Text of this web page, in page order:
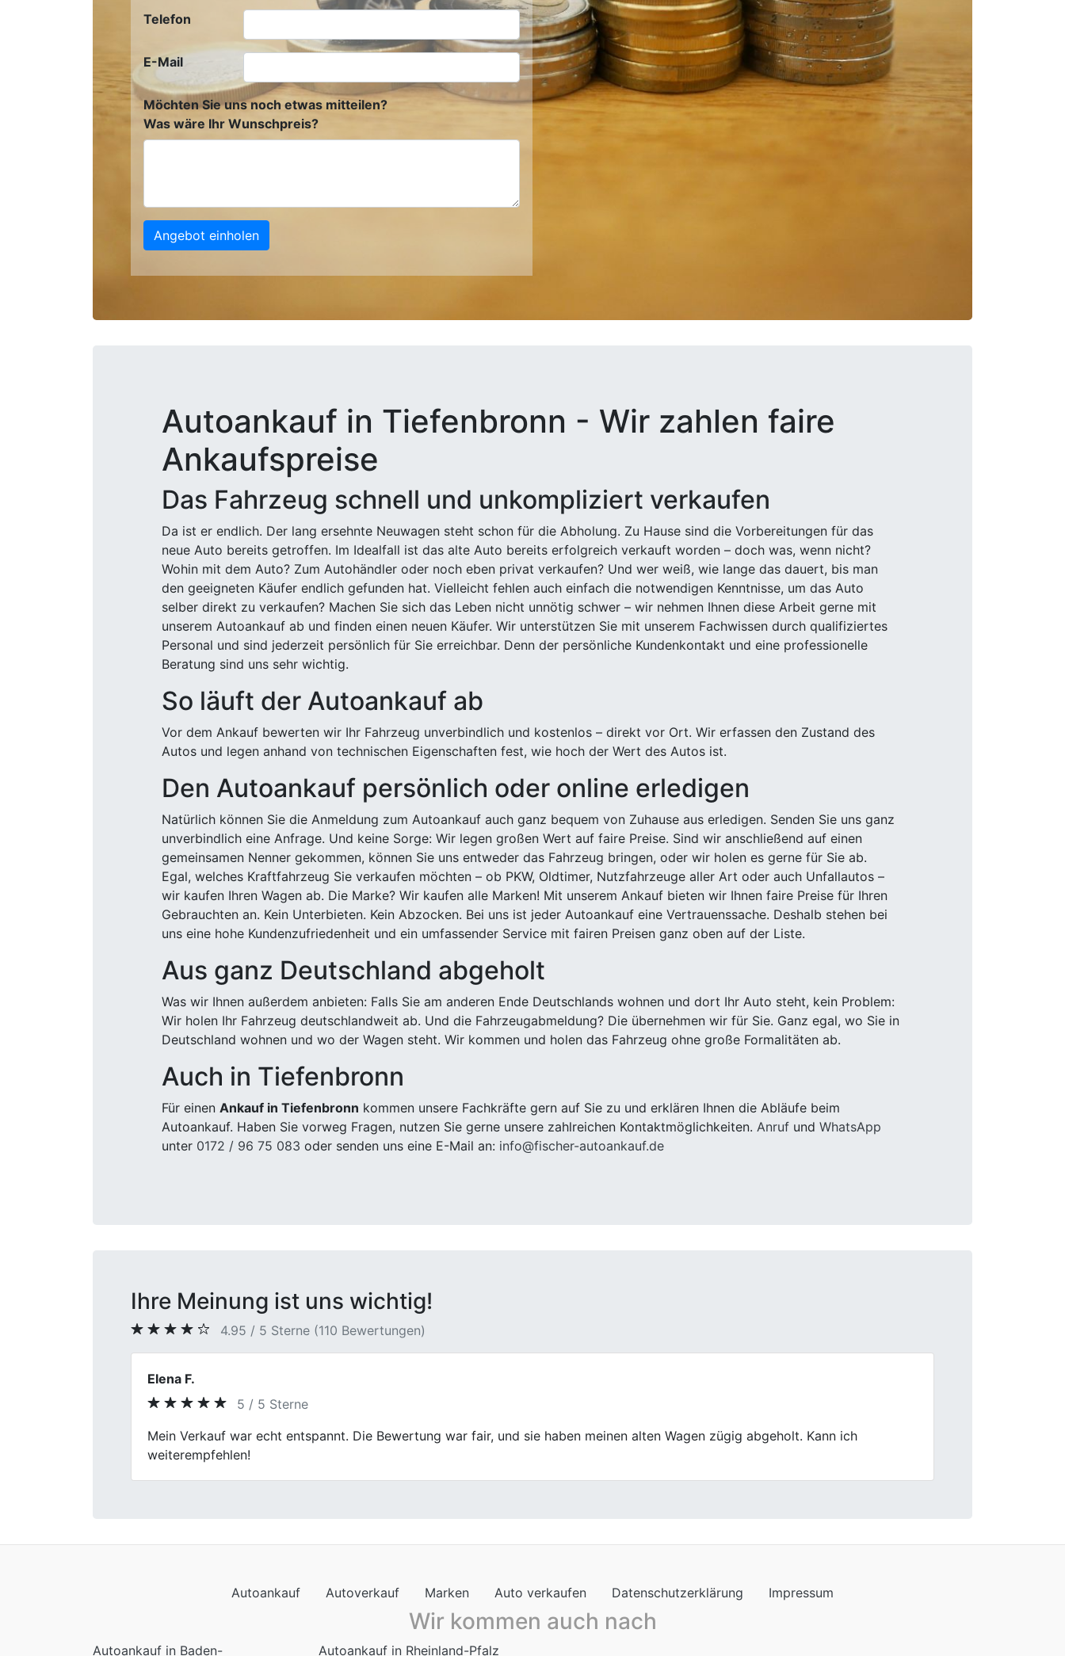
Telefon
E-Mail
Möchten Sie uns noch etwas mitteilen?
Was wäre Ihr Wunschpreis?
Angebot einholen
Autoankauf in Tiefenbronn - Wir zahlen faire
Ankaufspreise
Das Fahrzeug schnell und unkompliziert verkaufen
Da ist er endlich. Der lang ersehnte Neuwagen steht schon für die Abholung. Zu Hause sind die Vorbereitungen für das
neue Auto bereits getroffen. Im Idealfall ist das alte Auto bereits erfolgreich verkauft worden – doch was, wenn nicht?
Wohin mit dem Auto? Zum Autohändler oder noch eben privat verkaufen? Und wer weiß, wie lange das dauert, bis man
den geeigneten Käufer endlich gefunden hat. Vielleicht fehlen auch einfach die notwendigen Kenntnisse, um das Auto
selber direkt zu verkaufen? Machen Sie sich das Leben nicht unnötig schwer – wir nehmen Ihnen diese Arbeit gerne mit
unserem Autoankauf ab und finden einen neuen Käufer. Wir unterstützen Sie mit unserem Fachwissen durch qualifiziertes
Personal und sind jederzeit persönlich für Sie erreichbar. Denn der persönliche Kundenkontakt und eine professionelle
Beratung sind uns sehr wichtig.
So läuft der Autoankauf ab
Vor dem Ankauf bewerten wir Ihr Fahrzeug unverbindlich und kostenlos – direkt vor Ort. Wir erfassen den Zustand des
Autos und legen anhand von technischen Eigenschaften fest, wie hoch der Wert des Autos ist.
Den Autoankauf persönlich oder online erledigen
Natürlich können Sie die Anmeldung zum Autoankauf auch ganz bequem von Zuhause aus erledigen. Senden Sie uns ganz
unverbindlich eine Anfrage. Und keine Sorge: Wir legen großen Wert auf faire Preise. Sind wir anschließend auf einen
gemeinsamen Nenner gekommen, können Sie uns entweder das Fahrzeug bringen, oder wir holen es gerne für Sie ab.
Egal, welches Kraftfahrzeug Sie verkaufen möchten – ob PKW, Oldtimer, Nutzfahrzeuge aller Art oder auch Unfallautos –
wir kaufen Ihren Wagen ab. Die Marke? Wir kaufen alle Marken! Mit unserem Ankauf bieten wir Ihnen faire Preise für Ihren
Gebrauchten an. Kein Unterbieten. Kein Abzocken. Bei uns ist jeder Autoankauf eine Vertrauenssache. Deshalb stehen bei
uns eine hohe Kundenzufriedenheit und ein umfassender Service mit fairen Preisen ganz oben auf der Liste.
Aus ganz Deutschland abgeholt
Was wir Ihnen außerdem anbieten: Falls Sie am anderen Ende Deutschlands wohnen und dort Ihr Auto steht, kein Problem:
Wir holen Ihr Fahrzeug deutschlandweit ab. Und die Fahrzeugabmeldung? Die übernehmen wir für Sie. Ganz egal, wo Sie in
Deutschland wohnen und wo der Wagen steht. Wir kommen und holen das Fahrzeug ohne große Formalitäten ab.
Auch in Tiefenbronn
Für einen Ankauf in Tiefenbronn kommen unsere Fachkräfte gern auf Sie zu und erklären Ihnen die Abläufe beim
Autoankauf. Haben Sie vorweg Fragen, nutzen Sie gerne unsere zahlreichen Kontaktmöglichkeiten. Anruf und WhatsApp
unter 0172 / 96 75 083 oder senden uns eine E-Mail an: info@fischer-autoankauf.de
Ihre Meinung ist uns wichtig!
4.95 / 5 Sterne (110 Bewertungen)
Astrid
5 / 5 Sterne
Guter Service. Fischer Autoankauf hat meinen Unfallwagen rasch abgeholt und angemessen bezahlt. Alles lief fix, transparent.
Wir kommen auch nach
Württemberg
Autoankauf in Rheinland-Pfalz